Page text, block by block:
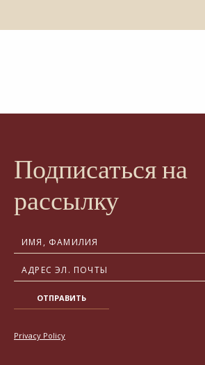
Подписаться на
рассылку
ОТПРАВИТЬ
Privacy Policy